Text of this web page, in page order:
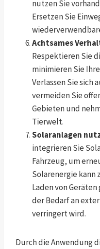
nutzen Sie
Ersetzen Sie
Achtsames
Respektieren Sie
minimieren Sie
Verlassen Sie sich
vermeiden Sie
Gebieten und
Tierwelt.
Solaranlagen
integrieren Sie
Fahrzeug, um
Solarenergie
Laden von
der Bedarf an
verringert wird.
Durch die Anwendung